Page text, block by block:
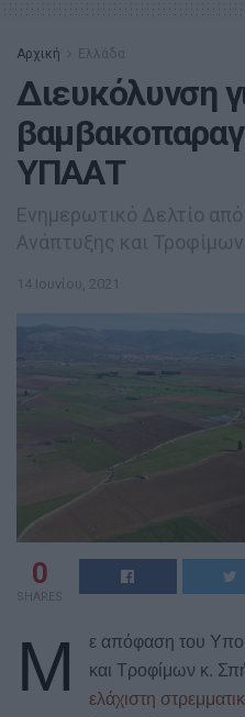
Αρχική Ελλάδα
Διευκόλυνση
ΥΠΑΑΤ
Ενημερωτικό Δελτίο
Ανάπτυξης και Τροφίμων
14 Ιουνίου, 2021
0
SHARES
Μ
ε απόφαση του
και Τροφίμων κ.
ελάχιστη